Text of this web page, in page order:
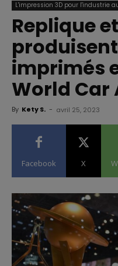
L'impression 3D pour l'industrie
Replique
imprimés
World Car
By Kety S. - avril 25, 2023
Facebook X